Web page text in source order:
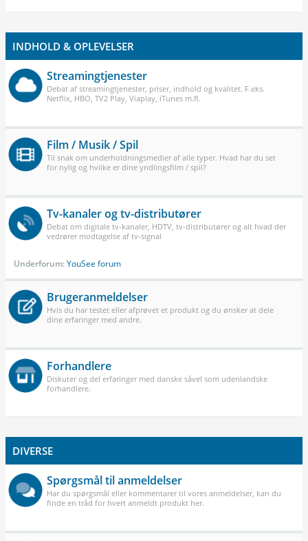
INDHOLD & OPLEVELSER
Streamingtjenester
Debat af streamingtjenester, priser, indhold og kvalitet. F.eks.
Netflix, HBO, TV2 Play, Viaplay, iTunes m.fl.
Film / Musik / Spil
Til snak om underholdningsmedier af alle typer. Hvad har du set
for nylig og hvilke er dine yndlingsfilm / spil?
Tv-kanaler og tv-distributører
Debat om digitale tv-kanaler, HDTV, tv-distributører og alt hvad der
vedrører modtagelse af tv-signal
Underforum:YouSee forum
Brugeranmeldelser
Hvis du har testet eller afprøvet et produkt og du ønsker at dele
dine erfaringer med andre.
Forhandlere
Diskuter og del erfaringer med danske såvel som udenlandske
forhandlere.
DIVERSE
Spørgsmål til anmeldelser
Har du spørgsmål eller kommentarer til vores anmeldelser, kan du
finde en tråd for hvert anmeldt produkt her.